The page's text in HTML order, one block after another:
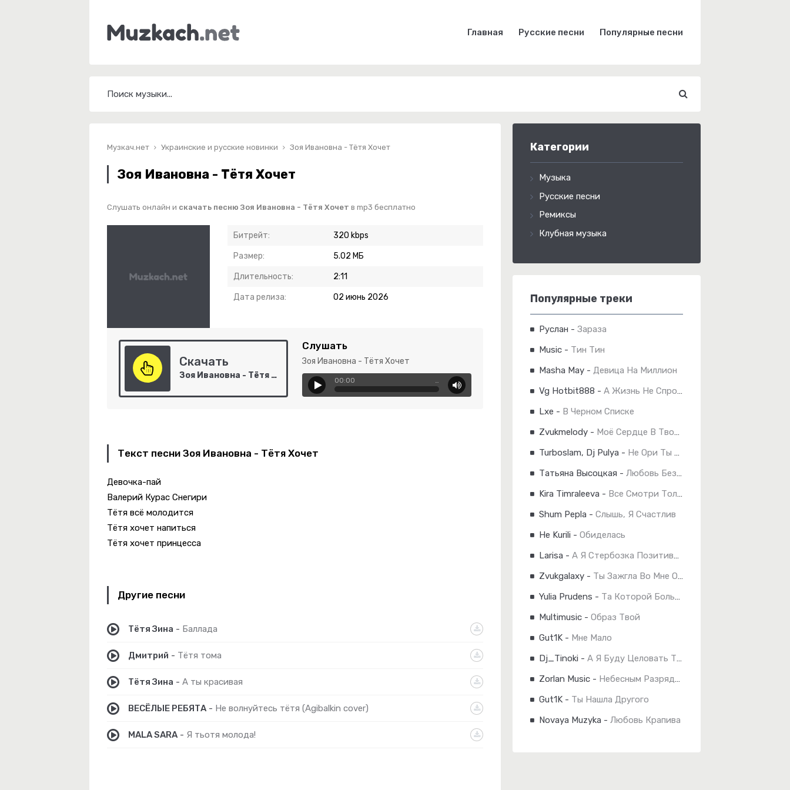
Главная Русские песни Популярные песни
Музкач.нет Украинские и русские новинки Зоя Ивановна - Тётя Хочет
Зоя Ивановна - Тётя Хочет
Слушать онлайн и скачать песню Зоя Ивановна - Тётя Хочет в mp3 бесплатно
Битрейт: 320 kbps
Размер: 5.02 МБ
Длительность: 2:11
Дата релиза: 02 июнь 2026
Скачать
Зоя Ивановна - Тётя Хочет
Слушать
Зоя Ивановна - Тётя Хочет
00:00 …
Текст песни Зоя Ивановна - Тётя Хочет
Девочка-пай
Валерий Курас Снегири
Тётя всё молодится
Тётя хочет напиться
Тётя хочет принцесса
Другие песни
Тётя Зина - Баллада
Дмитрий - Тётя тома
Тётя Зина - А ты красивая
ВЕСЁЛЫЕ РЕБЯТА - Не волнуйтесь тётя (Agibalkin cover)
MALA SARA - Я тьотя молода!
Категории
Музыка
Русские песни
Ремиксы
Клубная музыка
Популярные треки
Руслан - Зараза
Music - Тин Тин
Masha May - Девица На Миллион
Vg Hotbit888 - А Жизнь Не Спросит
Lxe - В Черном Списке
Zvukmelody - Моё Сердце В Твоих Руках
Turboslam, Dj Pulya - Не Ори Ты Не Дома
Татьяна Высоцкая - Любовь Без Слов
Kira Timraleeva - Все Смотри Только На Меня
Shum Pepla - Слышь, Я Счастлив
He Kurili - Обиделась
Larisa - А Я Стербозка Позитивная
Zvukgalaxy - Ты Зажгла Во Мне Огонь
Yulia Prudens - Та Которой Больше Нет
Multimusic - Образ Твой
Gut1K - Мне Мало
Dj_Tinoki - А Я Буду Целовать Тебя До Утра
Zorlan Music - Небесным Разрядом
Gut1K - Ты Нашла Другого
Novaya Muzyka - Любовь Крапива